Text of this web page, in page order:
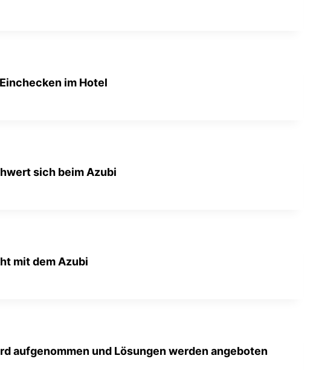
im Hotel
sich beim Azubi
mit dem Azubi
aufgenommen und Lösungen werden angeboten